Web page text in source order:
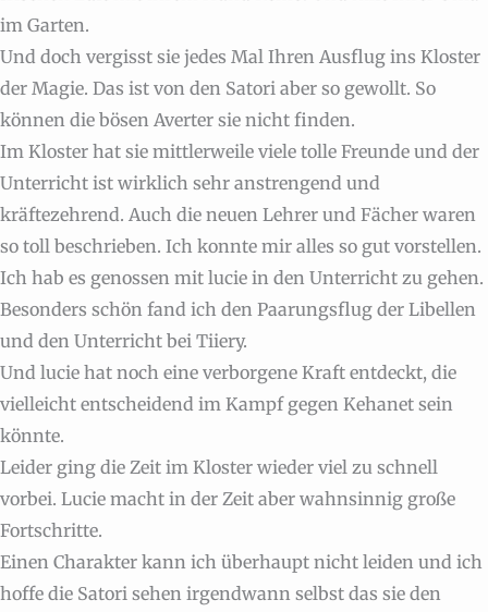
im Garten.
Und doch vergisst sie jedes Mal Ihren Ausflug ins Kloster
der Magie. Das ist von den Satori aber so gewollt. So
können die bösen Averter sie nicht finden.
Im Kloster hat sie mittlerweile viele tolle Freunde und der
Unterricht ist wirklich sehr anstrengend und
kräftezehrend. Auch die neuen Lehrer und Fächer waren
so toll beschrieben. Ich konnte mir alles so gut vorstellen.
Ich hab es genossen mit lucie in den Unterricht zu gehen.
Besonders schön fand ich den Paarungsflug der Libellen
und den Unterricht bei Tiiery.
Und lucie hat noch eine verborgene Kraft entdeckt, die
vielleicht entscheidend im Kampf gegen Kehanet sein
könnte.
Leider ging die Zeit im Kloster wieder viel zu schnell
vorbei. Lucie macht in der Zeit aber wahnsinnig große
Fortschritte.
Einen Charakter kann ich überhaupt nicht leiden und ich
hoffe die Satori sehen irgendwann selbst das sie den